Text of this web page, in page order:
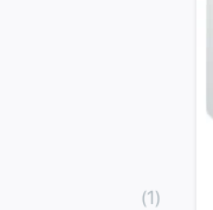
(1)